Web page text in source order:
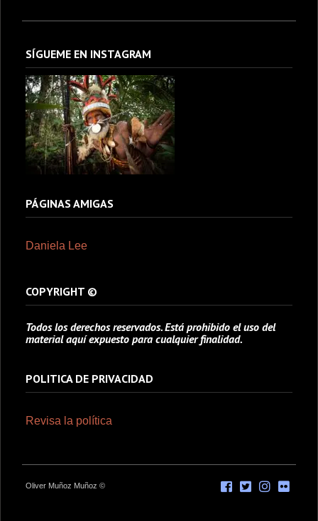
SÍGUEME EN INSTAGRAM
PÁGINAS AMIGAS
Daniela Lee
COPYRIGHT ©
Todos los derechos reservados. Está prohibido el uso del
material aquí expuesto para cualquier finalidad.
POLITICA DE PRIVACIDAD
Revisa la política
Oliver Muñoz Muñoz ©